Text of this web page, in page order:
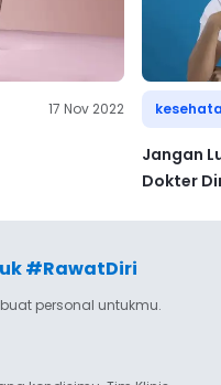
17 Nov 2022
Jangan
Dokter
#RawatDiri
personal untukmu.